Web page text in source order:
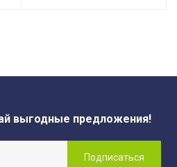
выгодные предложения!